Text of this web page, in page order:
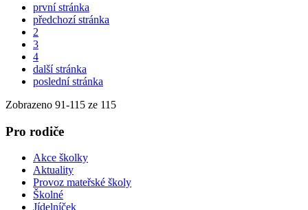
první stránka
předchozí stránka
2
3
4
další stránka
poslední stránka
Zobrazeno 91-115 ze 115
Pro rodiče
Akce školky
Aktuality
Provoz mateřské školy
Školné
Jídelníček